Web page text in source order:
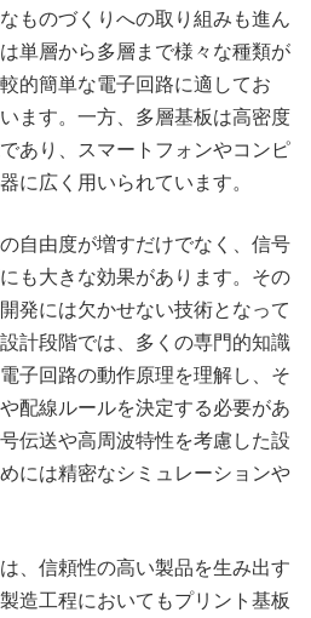
ものづくりへの取り組みも進ん
単層から多層まで様々な種類が
的簡単な電子回路に適してお
ます。一方、多層基板は高密度
あり、スマートフォンやコンピ
に広く用いられています。
自由度が増すだけでなく、信号
も大きな効果があります。その
発には欠かせない技術となって
計段階では、多くの専門的知識
子回路の動作原理を理解し、そ
配線ルールを決定する必要があ
伝送や高周波特性を考慮した設
には精密なシミュレーションや
、信頼性の高い製品を生み出す
造工程においてもプリント基板